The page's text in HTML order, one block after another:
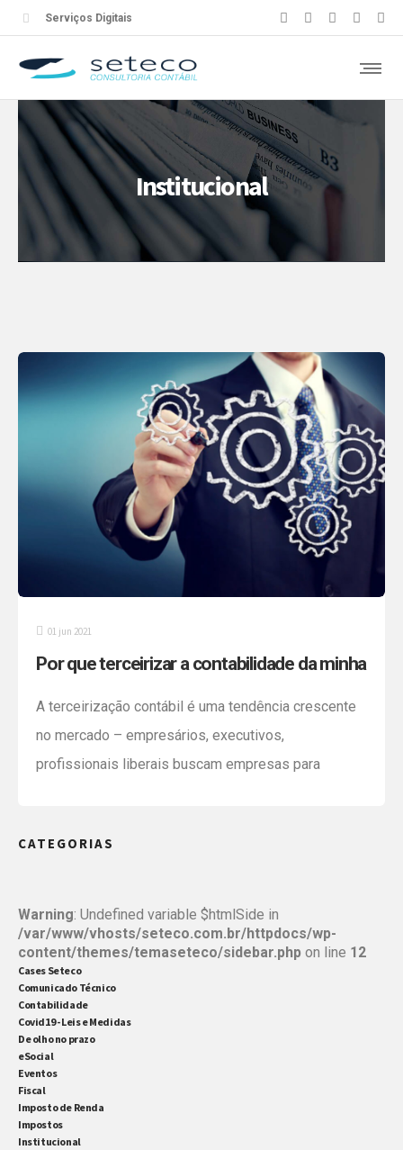
Serviços Digitais
Institucional
01 jun 2021
Por que terceirizar a contabilidade da minha
A terceirização contábil é uma tendência crescente
no mercado – empresários, executivos,
profissionais liberais buscam empresas para
há bastante dúvida sobre a relevância estratégica
principais vantagens de terceirizar a contabilidade
do seu negócio: Profissionais com experiência e […]
CATEGORIAS
Warning: Undefined variable $htmlSide in
/var/www/vhosts/seteco.com.br/httpdocs/wp-
content/themes/temaseteco/sidebar.php on line 12
Cases Seteco
Comunicado Técnico
Contabilidade
Covid19 - Leis e Medidas
De olho no prazo
eSocial
Eventos
Fiscal
Imposto de Renda
Impostos
Institucional